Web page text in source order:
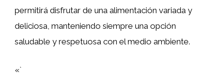
permitirá disfrutar de una alimentación variada y
deliciosa, manteniendo siempre una opción
saludable y respetuosa con el medio ambiente.
«`